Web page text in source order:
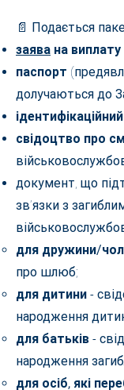
📄 Подається
заява на
паспорт
долучаються до
свідоцтво про
документ, що
зв’язки з
для дружини/
про шлюб;
для дитини -
народження
для батьків -
народження
для осіб, які